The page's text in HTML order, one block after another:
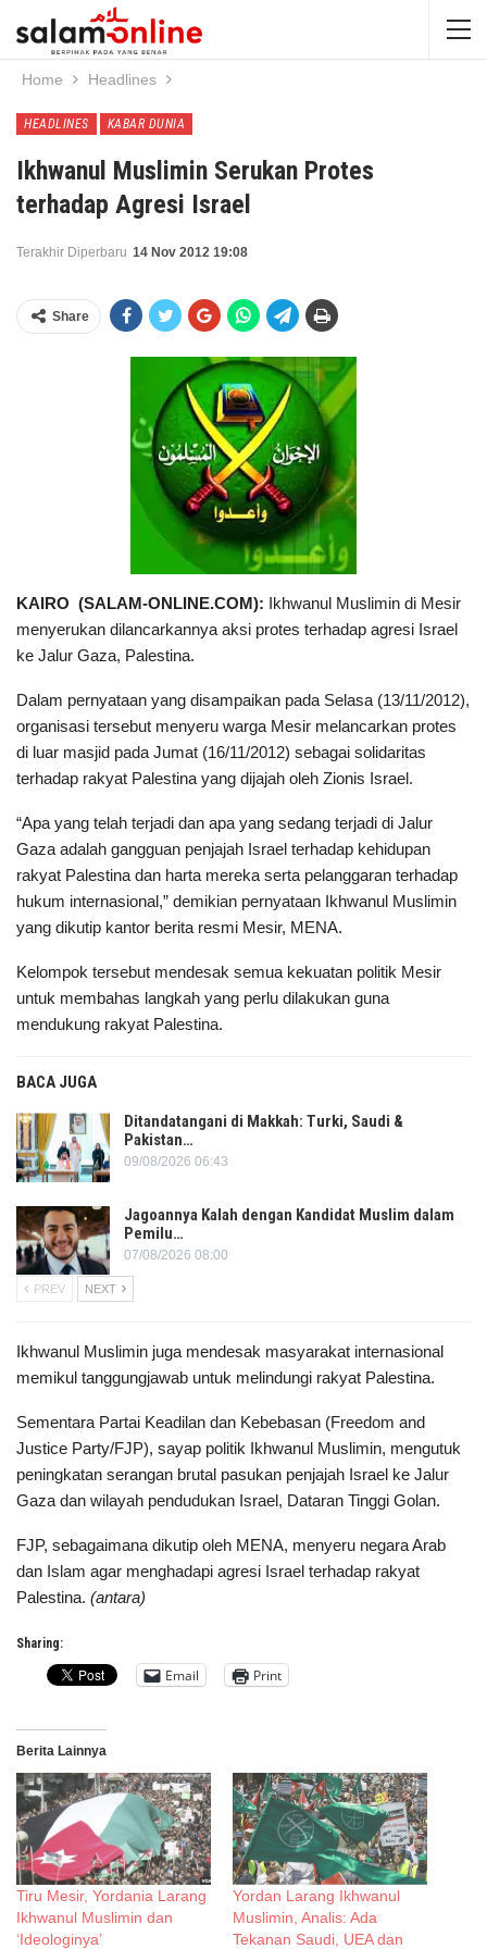
Home Headlines
HEADLINES KABAR DUNIA
Ikhwanul Muslimin Serukan Protes
terhadap Agresi Israel
Terakhir Diperbaru 14 Nov 2012 19:08
Share
KAIRO (SALAM-ONLINE.COM): Ikhwanul Muslimin di Mesir
menyerukan dilancarkannya aksi protes terhadap agresi Israel
ke Jalur Gaza, Palestina.
Dalam pernyataan yang disampaikan pada Selasa (13/11/2012),
organisasi tersebut menyeru warga Mesir melancarkan protes
di luar masjid pada Jumat (16/11/2012) sebagai solidaritas
terhadap rakyat Palestina yang dijajah oleh Zionis Israel.
“Apa yang telah terjadi dan apa yang sedang terjadi di Jalur
Gaza adalah gangguan penjajah Israel terhadap kehidupan
rakyat Palestina dan harta mereka serta pelanggaran terhadap
hukum internasional,” demikian pernyataan Ikhwanul Muslimin
yang dikutip kantor berita resmi Mesir, MENA.
Kelompok tersebut mendesak semua kekuatan politik Mesir
untuk membahas langkah yang perlu dilakukan guna
mendukung rakyat Palestina.
BACA JUGA
Ditandatangani di Makkah: Turki, Saudi &
Pakistan…
09/08/2026 06:43
Jagoannya Kalah dengan Kandidat Muslim dalam
Pemilu…
07/08/2026 08:00
PREV NEXT
Ikhwanul Muslimin juga mendesak masyarakat internasional
memikul tanggungjawab untuk melindungi rakyat Palestina.
Sementara Partai Keadilan dan Kebebasan (Freedom and
Justice Party/FJP), sayap politik Ikhwanul Muslimin, mengutuk
peningkatan serangan brutal pasukan penjajah Israel ke Jalur
Gaza dan wilayah pendudukan Israel, Dataran Tinggi Golan.
FJP, sebagaimana dikutip oleh MENA, menyeru negara Arab
dan Islam agar menghadapi agresi Israel terhadap rakyat
Palestina. (antara)
Sharing:
Email Print
Berita Lainnya
Tiru Mesir, Yordania Larang
Ikhwanul Muslimin dan
‘Ideologinya’
Yordan Larang Ikhwanul
Muslimin, Analis: Ada
Tekanan Saudi, UEA dan